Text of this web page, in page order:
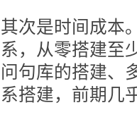
其次是时间成本
系，从零搭建至
问句库的搭建、
系搭建，前期几